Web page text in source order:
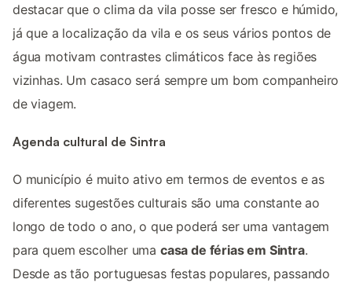
destacar que o clima da vila posse ser fresco e húmido,
já que a localização da vila e os seus vários pontos de
água motivam contrastes climáticos face às regiões
vizinhas. Um casaco será sempre um bom companheiro
de viagem.
Agenda cultural de Sintra
O município é muito ativo em termos de eventos e as
diferentes sugestões culturais são uma constante ao
longo de todo o ano, o que poderá ser uma vantagem
para quem escolher uma casa de férias em Sintra.
Desde as tão portuguesas festas populares, passando